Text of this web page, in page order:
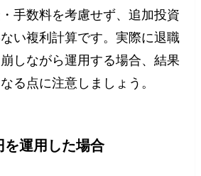
手数料を考慮せず、追加投資
い複利計算です。実際に退職
しながら運用する場合、結果
る点に注意しましょう。
を運用した場合